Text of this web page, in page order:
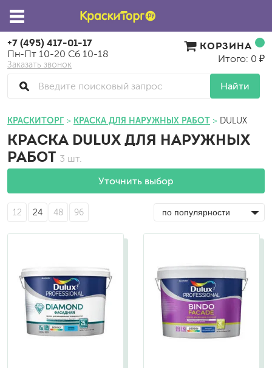
+7 (495) 417-01-17
Пн-Пт 10-20 Сб 10-18
Заказать звонок
Найти
КОРЗИНА
Итого: 0 ₽
КРАСКИТОРГ КРАСКА ДЛЯ НАРУЖНЫХ РАБОТ DULUX
КРАСКА DULUX ДЛЯ НАРУЖНЫХ
РАБОТ 3 шт.
Уточнить выбор
12 24 48 96